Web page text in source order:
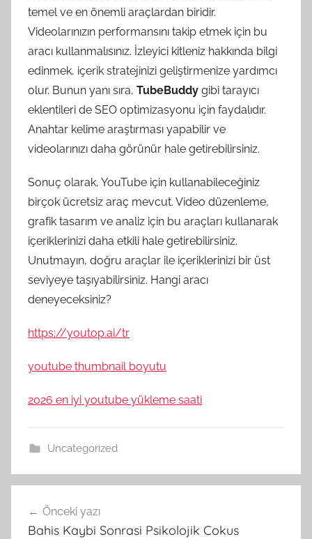
temel ve en önemli araçlardan biridir.
Videolarınızın performansını takip etmek için bu
aracı kullanmalısınız. İzleyici kitleniz hakkında bilgi
edinmek, içerik stratejinizi geliştirmenize yardımcı
olur. Bunun yanı sıra, TubeBuddy gibi tarayıcı
eklentileri de SEO optimizasyonu için faydalıdır.
Anahtar kelime araştırması yapabilir ve
videolarınızı daha görünür hale getirebilirsiniz.
Sonuç olarak, YouTube için kullanabileceğiniz
birçok ücretsiz araç mevcut. Video düzenleme,
grafik tasarım ve analiz için bu araçları kullanarak
içeriklerinizi daha etkili hale getirebilirsiniz.
Unutmayın, doğru araçlar ile içeriklerinizi bir üst
seviyeye taşıyabilirsiniz. Hangi aracı
deneyeceksiniz?
https://youtop.ai/tr
youtube thumbnail boyutu
2026 en iyi youtube yükleme saati
Uncategorized
gezinmesi
Önceki yazı
Bahis Kaybi Sonrasi Psikolojik Cokus